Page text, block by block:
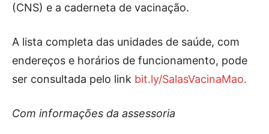
(CNS) e a caderneta de vacinação.
A lista completa das unidades de saúde, com
endereços e horários de funcionamento, pode
ser consultada pelo link bit.ly/SalasVacinaMao.
Com informações da assessoria